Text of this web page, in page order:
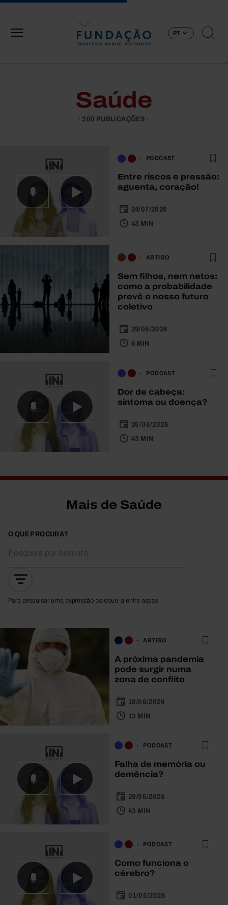
PT
Saúde
300 PUBLICAÇÕES
PODCAST
Entre riscos e pressão:
aguenta, coração!
24/07/2026
43 MIN
ARTIGO
Sem filhos, nem netos:
como a probabilidade
prevê o nosso futuro
coletivo
29/06/2026
6 MIN
PODCAST
Dor de cabeça:
sintoma ou doença?
26/06/2026
43 MIN
Mais de Saúde
O QUE PROCURA?
Para pesquisar uma expressão coloque-a entre aspas
ARTIGO
A próxima pandemia
pode surgir numa
zona de conflito
18/06/2026
13 MIN
PODCAST
Falha de memória ou
demência?
29/05/2026
43 MIN
PODCAST
Como funciona o
cérebro?
01/05/2026